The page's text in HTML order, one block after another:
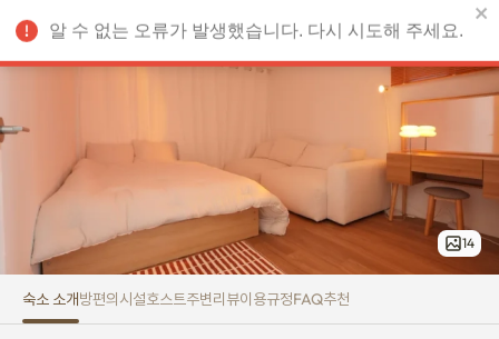
Just a 5-minute walk from
KRW
14
숙소 소개방편의시설호스트주변리뷰이용규정FAQ추천
알 수 없는 오류가 발생했습니다. 다시 시도해 주세요.